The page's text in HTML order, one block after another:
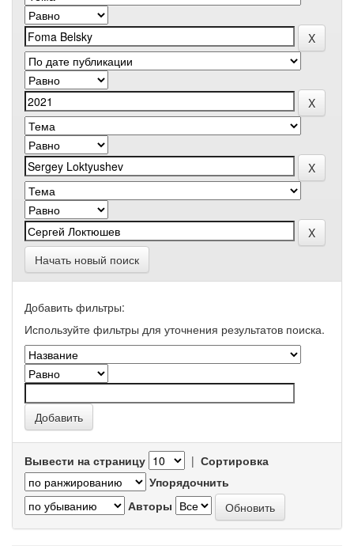
Начать новый поиск
Добавить фильтры:
Используйте фильтры для уточнения результатов поиска.
Вывести на страницу | Сортировка
Упорядочнить
Авторы